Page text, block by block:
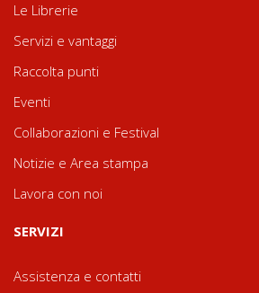
Le Librerie
Servizi e vantaggi
Raccolta punti
Eventi
Collaborazioni e Festival
Notizie e Area stampa
Lavora con noi
SERVIZI
Assistenza e contatti